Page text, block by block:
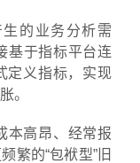
的业务分析需
基于指标平台连
定义指标，实现
。
高昂、经常报
繁的“包袱型”旧